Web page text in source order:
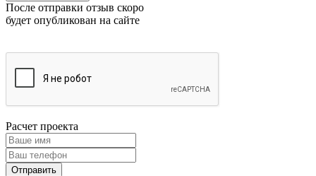
После отправки отзыв скоро
будет опубликован на сайте
Расчет проекта